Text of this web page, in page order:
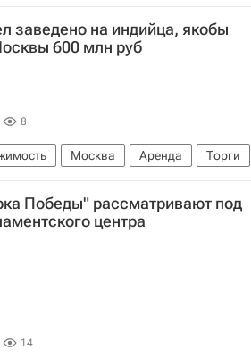
заведено на индийца, якобы
600 млн руб
8
Москва Аренда Торги
Победы" рассматривают под
центра
14